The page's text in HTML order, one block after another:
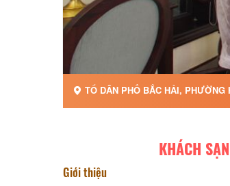
TỔ DÂN PHỐ BẮC HẢI, PHƯỜNG
KHÁCH
Giới thiệu